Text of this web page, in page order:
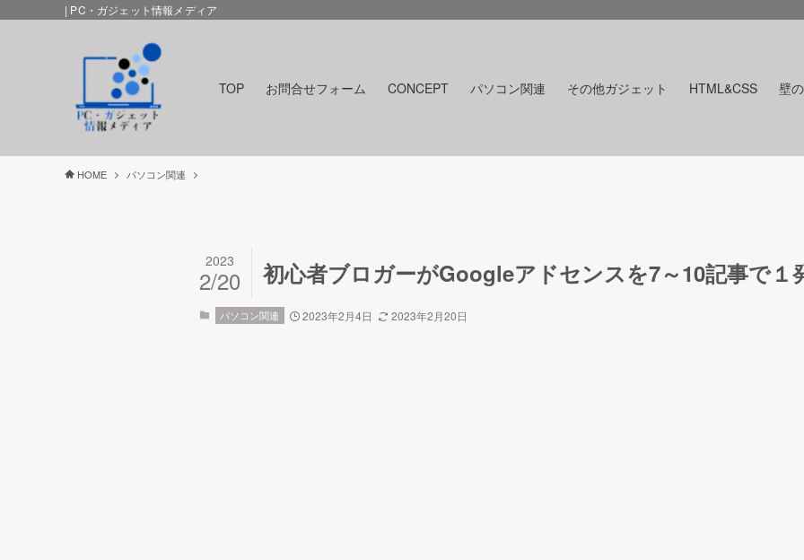
| PC・ガジェット情報メディア
TOP お問合せフォーム CONCEPT パソコン関連 その他ガジェット HTML&CSS 壁
HOME パソコン関連
初心者ブロガーがGoogleアドセンスを7～10記事で１
2023
2/20
パソコン関連 2023年2月4日 2023年2月20日